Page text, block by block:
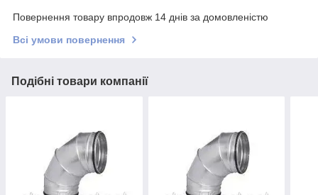
Повернення товару впродовж 14 днів за домовленістю
Всі умови повернення
Подібні товари компанії